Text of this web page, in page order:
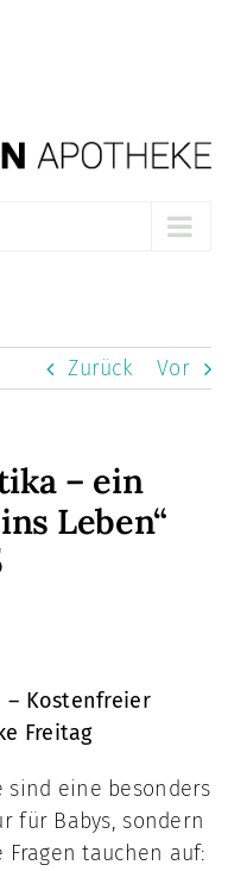
Zurück Vor
– ein
Leben“
– Kostenfreier
Freitag
sind eine besonders
für Babys, sondern
tauchen auf: